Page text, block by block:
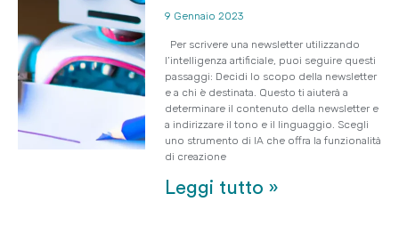
9 Gennaio 2023
Per scrivere una newsletter utilizzando
l’intelligenza artificiale, puoi seguire questi
passaggi: Decidi lo scopo della newsletter
e a chi è destinata. Questo ti aiuterà a
determinare il contenuto della newsletter e
a indirizzare il tono e il linguaggio. Scegli
uno strumento di IA che offra la funzionalità
di creazione
Leggi tutto »